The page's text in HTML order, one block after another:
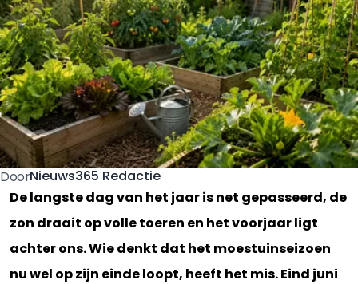
DoorNieuws365 Redactie
De langste dag van het jaar is net gepasseerd, de
zon draait op volle toeren en het voorjaar ligt
achter ons. Wie denkt dat het moestuinseizoen
nu wel op zijn einde loopt, heeft het mis. Eind juni